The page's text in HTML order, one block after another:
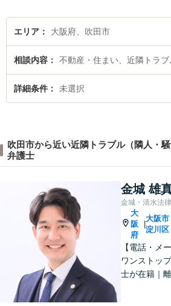
エリア 大阪府、吹田市
相談内容
詳細条件 未選択
吹田市から近い近隣トラブル（隣人・
弁護士
金城 雄
金城・清水法
大
阪
府
|
大阪市
淀川区
【電話・メ
ワンストッ
士が在籍｜